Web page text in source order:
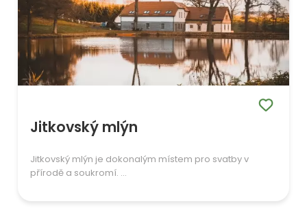
Jitkovský mlýn
Jitkovský mlýn je dokonalým místem pro svatby v
přírodě a soukromí. ...